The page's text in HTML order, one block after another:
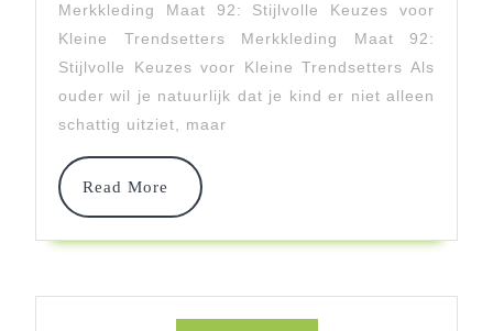
In
Maat
92
Trendsetters
Merkkleding Maat 92: Stijlvolle Keuzes voor
Kleine Trendsetters Merkkleding Maat 92:
Stijlvolle Keuzes voor Kleine Trendsetters Als
ouder wil je natuurlijk dat je kind er niet alleen
schattig uitziet, maar
Read More
Read
More